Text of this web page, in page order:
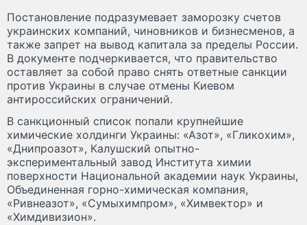
Постановление подразумевает заморозку счетов
украинских компаний, чиновников и бизнесменов, а
также запрет на вывод капитала за пределы России.
В документе подчеркивается, что правительство
оставляет за собой право снять ответные санкции
против Украины в случае отмены Киевом
антироссийских ограничений.
В санкционный список попали крупнейшие
химические холдинги Украины: «Азот», «Гликохим»,
«Днипроазот», Калушский опытно-
экспериментальный завод Института химии
поверхности Национальной академии наук Украины,
Объединенная горно-химическая компания,
«Ривнеазот», «Сумыхимпром», «Химвектор» и
«Химдивизион».